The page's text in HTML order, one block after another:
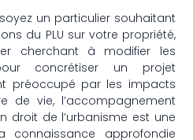
un particulier souhaitant
du PLU sur votre propriété,
cherchant à modifier les
concrétiser un projet
préoccupé par les impacts
de vie, l’accompagnement
droit de l’urbanisme est une
connaissance approfondie